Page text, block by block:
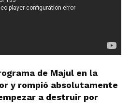
de Majul en la
y rompió absolutamente
a destruir por